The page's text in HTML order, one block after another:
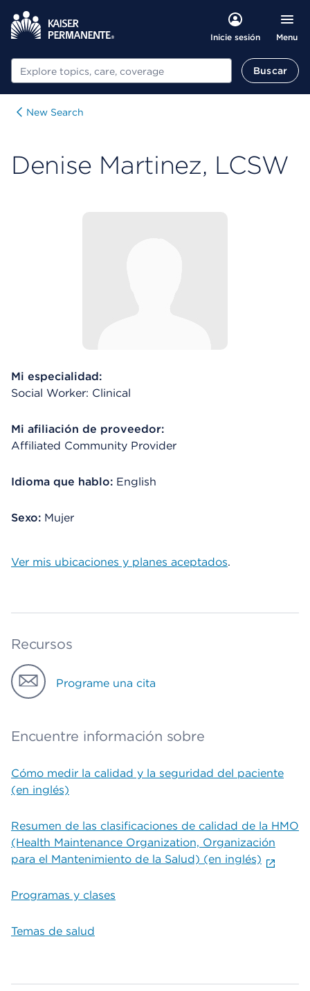
Inicie sesión Menu
Buscar Buscar
New Search
Denise Martinez, LCSW
Mi especialidad:
Social Worker: Clinical
Mi afiliación de proveedor:
Affiliated Community Provider
Idioma que hablo: English
Sexo: Mujer
Ver mis ubicaciones y planes aceptados.
Recursos
Programe una cita
Encuentre información sobre
Cómo medir la calidad y la seguridad del paciente
(en inglés)
Resumen de las clasificaciones de calidad de la HMO
(Health Maintenance Organization, Organización
para el Mantenimiento de la Salud) (en inglés)
Programas y clases
Temas de salud